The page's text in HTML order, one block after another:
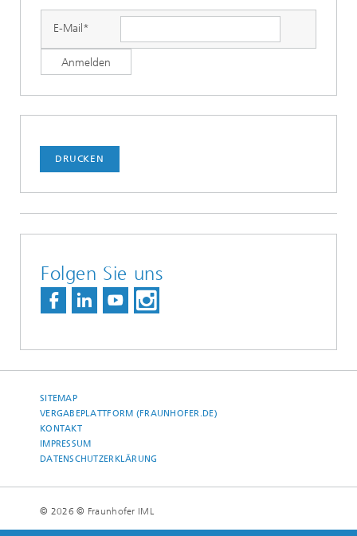
E-Mail*
DRUCKEN
Folgen Sie uns
SITEMAP
VERGABEPLATTFORM (FRAUNHOFER.DE)
KONTAKT
IMPRESSUM
DATENSCHUTZERKLÄRUNG
© 2026 © Fraunhofer IML